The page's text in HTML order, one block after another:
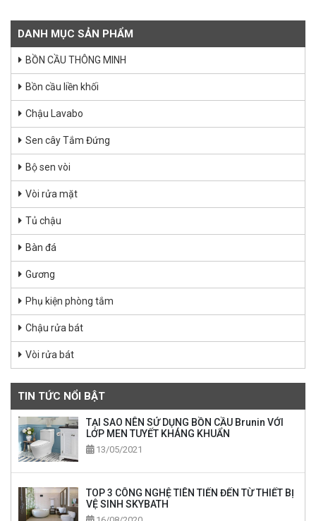
DANH MỤC SẢN PHẨM
BỒN CẦU THÔNG MINH
Bồn cầu liền khối
Chậu Lavabo
Sen cây Tắm Đứng
Bộ sen vòi
Vòi rửa mặt
Tủ chậu
Bàn đá
Gương
Phụ kiện phòng tắm
Chậu rửa bát
Vòi rửa bát
TIN TỨC NỔI BẬT
TẠI SAO NÊN SỬ DỤNG BỒN CẦU Brunin VỚI
LỚP MEN TUYẾT KHÁNG KHUẨN
13/05/2021
TOP 3 CÔNG NGHỆ TIÊN TIẾN ĐẾN TỪ THIẾT BỊ
VỆ SINH SKYBATH